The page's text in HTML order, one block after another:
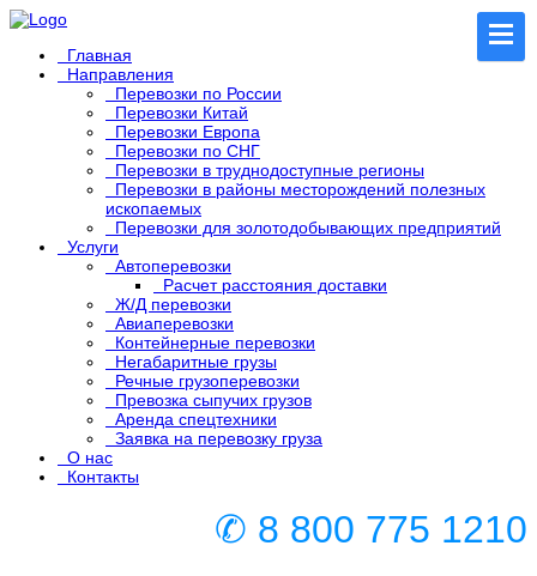
Главная
Направления
Перевозки по России
Перевозки Китай
Перевозки Европа
Перевозки по СНГ
Перевозки в труднодоступные регионы
Перевозки в районы месторождений полезных
ископаемых
Перевозки для золотодобывающих предприятий
Услуги
Автоперевозки
Расчет расстояния доставки
Ж/Д перевозки
Авиаперевозки
Контейнерные перевозки
Негабаритные грузы
Речные грузоперевозки
Превозка сыпучих грузов
Аренда спецтехники
Заявка на перевозку груза
О нас
Контакты
✆ 8 800 775 1210